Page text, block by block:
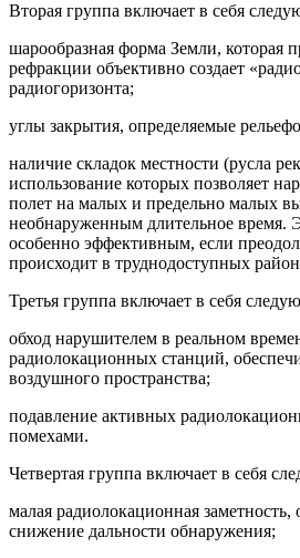
Вторая группа включает в себя
шарообразная форма Земли, которая
рефракции объективно создает
радиогоризонта;
углы закрытия, определяемые
наличие складок местности (русла
использование которых позволяет
полет на малых и предельно малых
необнаруженным длительное время.
особенно эффективным, если
происходит в труднодоступных
Третья группа включает в себя
обход нарушителем в реальном
радиолокационных станций,
воздушного пространства;
подавление активных
помехами.
Четвертая группа включает в себя
малая радиолокационная
снижение дальности обнаружения;